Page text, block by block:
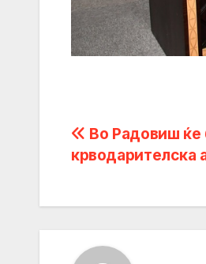
Post
navigation
Во Радовиш
крводарителска